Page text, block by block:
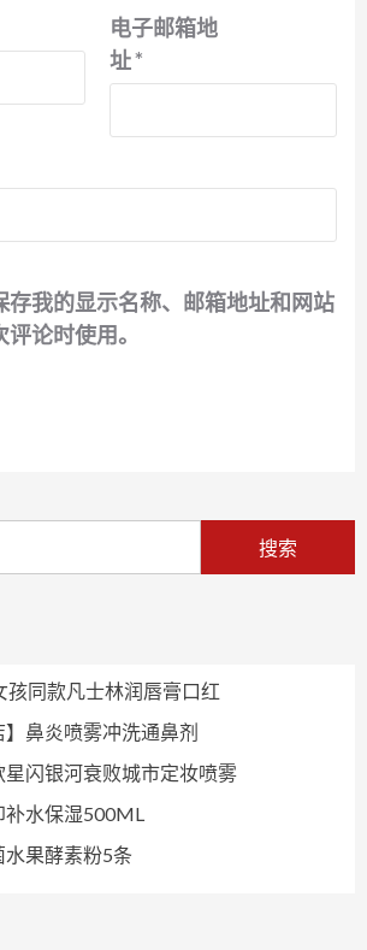
电子邮箱地
址*
存我的显示名称、邮箱地址和网站
论时使用。
孩同款凡士林润唇膏口红
】鼻炎喷雾冲洗通鼻剂
闪银河衰败城市定妆喷雾
补水保湿500ML
水果酵素粉5条